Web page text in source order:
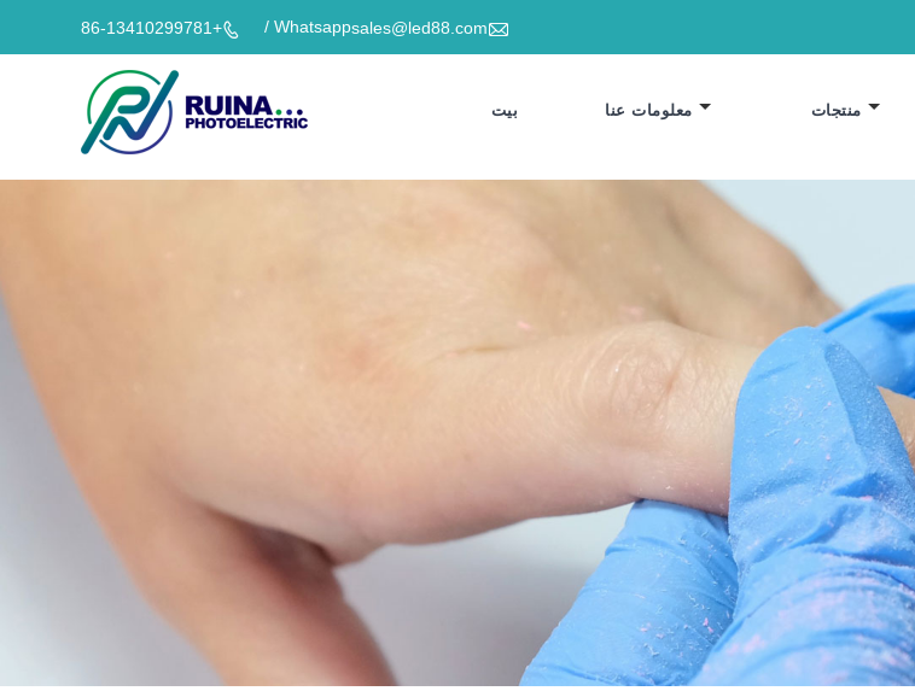

sales@led88.com
Whatsapp /

+86-13410299781
بيت معلومات عنا منتجات